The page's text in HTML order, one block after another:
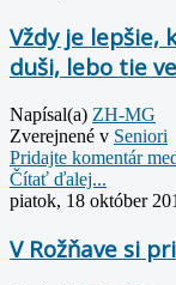
Vždy je lepšie,
duši, lebo tie
Napísal(a) ZH-MG
Zverejnené v Seniori
Pridajte komentár
Čítať ďalej...
piatok, 18 október
V Rožňave si